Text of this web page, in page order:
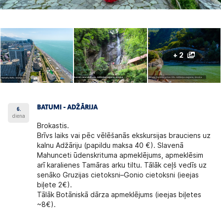
+ 2
6.
diena
BATUMI - ADŽĀRIJA
Brokastis.
Brīvs laiks vai pēc vēlēšanās ekskursijas brauciens uz
kalnu Adžāriju (papildu maksa 40 €). Slavenā
Mahunceti ūdenskrituma apmeklējums, apmeklēsim
arī karalienes Tamāras arku tiltu. Tālāk ceļš vedīs uz
senāko Gruzijas cietoksni–Gonio cietoksni (ieejas
biļete 2€).
Tālāk Botāniskā dārza apmeklējums (ieejas biļetes
~8€).